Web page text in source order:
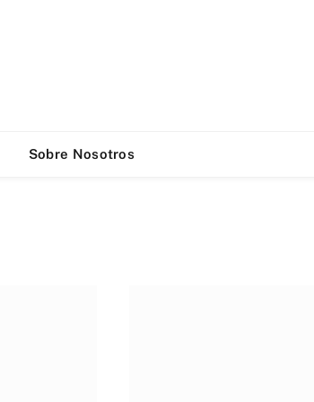
Sobre Nosotros